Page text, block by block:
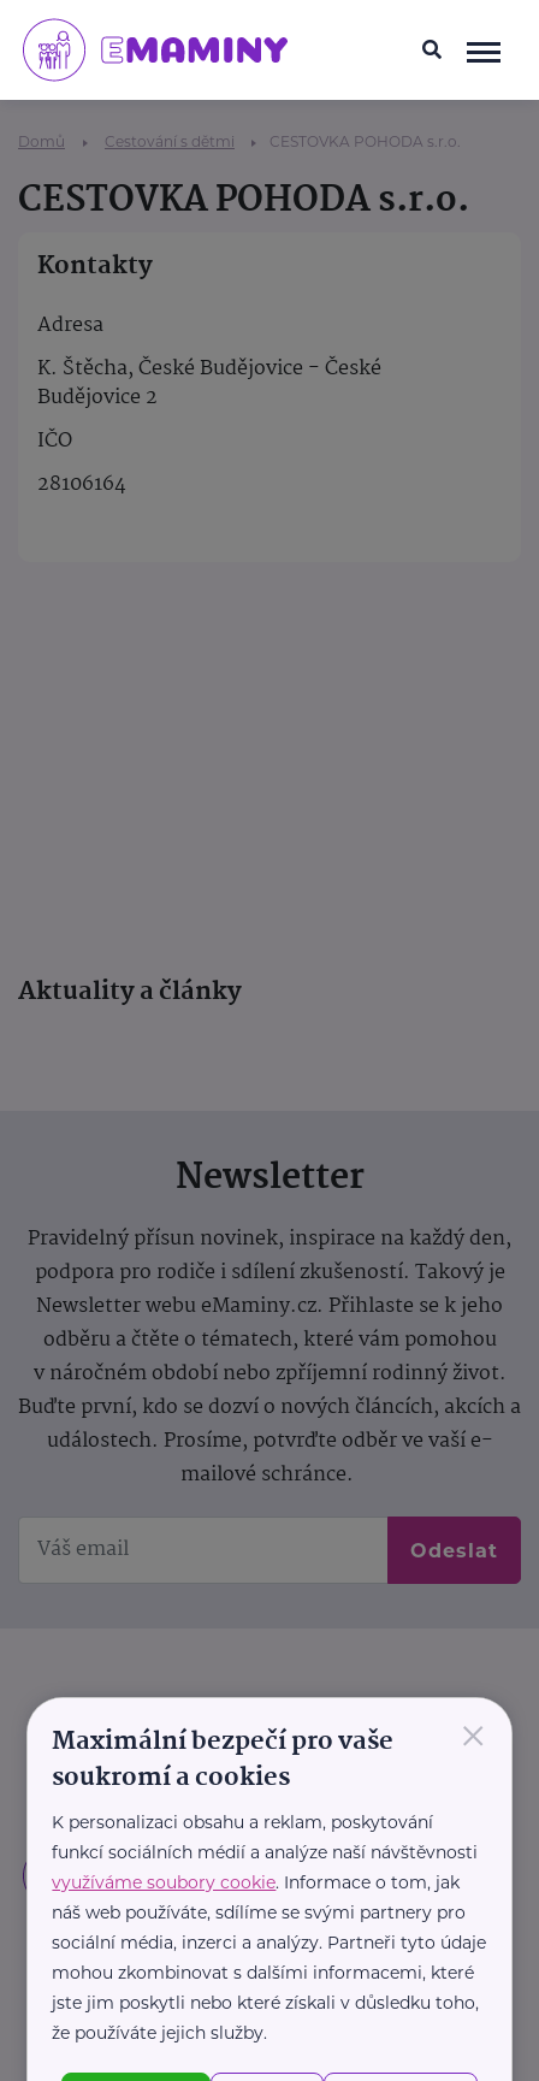
Domů Cestování s dětmi CESTOVKA POHODA s.r.o.
CESTOVKA POHODA s.r.o.
Kontakty
Adresa
K. Štěcha, České Budějovice - České
Budějovice 2
IČO
28106164
Aktuality a články
Newsletter
Pravidelný přísun novinek, inspirace na každý den,
podpora pro rodiče i sdílení zkušeností. Takový je
Newsletter webu eMaminy.cz. Přihlaste se k jeho
odběru a čtěte o tématech, které vám pomohou
v náročném období nebo zpříjemní rodinný život.
Buďte první, kdo se dozví o nových článcích, akcích a
událostech. Prosíme, potvrďte odběr ve vaší e-
mailové schránce.
Odeslat
×
Maximální bezpečí pro vaše
soukromí a cookies
K personalizaci obsahu a reklam, poskytování
funkcí sociálních médií a analýze naší návštěvnosti
využíváme soubory cookie. Informace o tom, jak
náš web používáte, sdílíme se svými partnery pro
sociální média, inzerci a analýzy. Partneři tyto údaje
mohou zkombinovat s dalšími informacemi, které
jste jim poskytli nebo které získali v důsledku toho,
že používáte jejich služby.